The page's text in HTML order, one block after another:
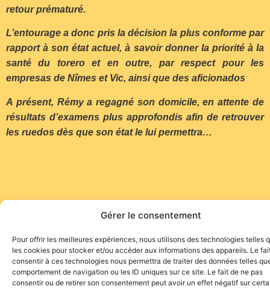
Gérer le consentement
Pour offrir les meilleures expériences, nous utilisons des technologies telles
les cookies pour stocker et/ou accéder aux informations des appareils. Le
consentir à ces technologies nous permettra de traiter des données telles
comportement de navigation ou les ID uniques sur ce site. Le fait de ne pas
consentir ou de retirer son consentement peut avoir un effet négatif sur
retour prématuré.
L’entourage a donc pris la décision la plus conforme par
rapport à son état actuel, à savoir donner la priorité à la
santé du torero et en outre, par respect pour les
empresas de Nîmes et Vic, ainsi que des aficionados
A présent, Rémy a regagné son domicile, en attente de
résultats d’examens plus approfondis afin de retrouver
les ruedos dès que son état le lui permettra…
Site de l'association TOROFIESTA